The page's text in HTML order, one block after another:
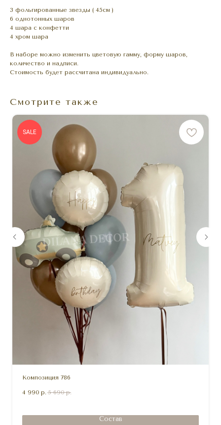
3 фольгированные звезды ( 45см )
6 однотонных шаров
4 шара с конфетти
4 хром шара
В наборе можно изменить цветовую гамму, форму шаров,
количество и надписи.
Стоимость будет рассчитана индивидуально.
Смотрите также
SALE
Композиция 786
4 990 р. 5 690 р.
Состав